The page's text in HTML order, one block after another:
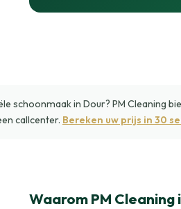
schoonmaak in Dour? PM Cleaning
callcenter. Bereken uw prijs in 30
Waarom PM Cleaning